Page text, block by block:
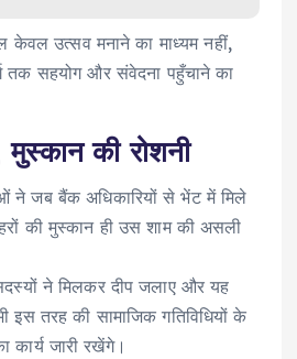
केवल उत्सव मनाने का माध्यम नहीं,
तक सहयोग और संवेदना पहुँचाने का
की रोशनी
ने जब बैंक अधिकारियों से भेंट में मिले
की मुस्कान ही उस शाम की असली
ने मिलकर दीप जलाए और यह
तरह की सामाजिक गतिविधियों के
कार्य जारी रखेंगे।